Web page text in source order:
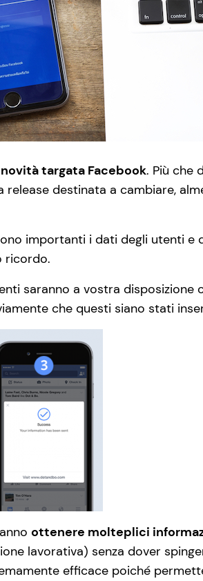
novità targata Facebook. Più che
destinata a cambiare,
importanti i dati degli utenti
ricordo.
saranno a vostra disposizione
che questi siano stati
ottenere molteplici
lavorativa) senza dover
efficace poiché